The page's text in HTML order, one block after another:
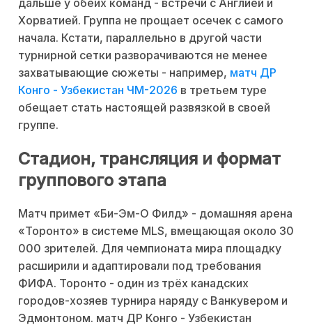
Хорватией. Группа не прощает осечек с самого
начала. Кстати, параллельно в другой части
турнирной сетки разворачиваются не менее
захватывающие сюжеты - например, матч ДР
Конго - Узбекистан ЧМ-2026 в третьем туре
обещает стать настоящей развязкой в своей
группе.
Стадион, трансляция и формат
группового этапа
Матч примет «Би-Эм-О Филд» - домашняя арена
«Торонто» в системе MLS, вмещающая около 30
000 зрителей. Для чемпионата мира площадку
расширили и адаптировали под требования
ФИФА. Торонто - один из трёх канадских
городов-хозяев турнира наряду с Ванкувером и
Эдмонтоном. матч ДР Конго - Узбекистан